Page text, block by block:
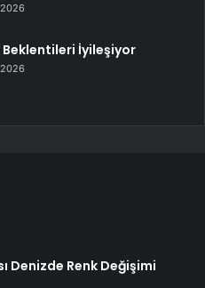
Beklentileri İyileşiyor
Denizde Renk Değişimi